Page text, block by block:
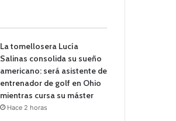
La tomellosera Lucía
Salinas consolida su sueño
americano: será asistente de
entrenador de golf en Ohio
mientras cursa su máster
Hace 2 horas